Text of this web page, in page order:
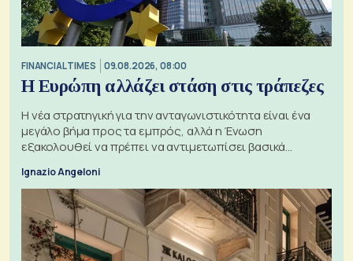
FINANCIAL TIMES 09.08.2026, 08:00
Η Ευρώπη αλλάζει στάση στις τράπεζες
Η νέα στρατηγική για την ανταγωνιστικότητα είναι ένα
μεγάλο βήμα προς τα εμπρός, αλλά η Ένωση
εξακολουθεί να πρέπει να αντιμετωπίσει βασικά
Ignazio Angeloni